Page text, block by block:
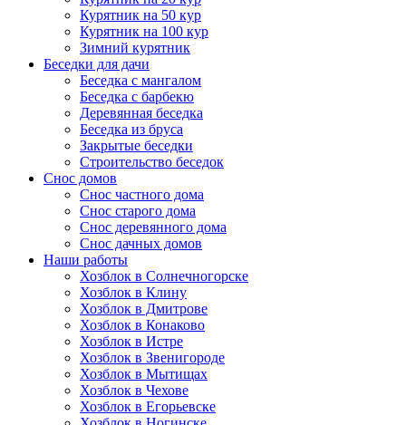
Курятник на 50 кур
Курятник на 100 кур
Зимний курятник
Беседки для дачи
Беседка с мангалом
Беседка с барбекю
Деревянная беседка
Беседка из бруса
Закрытые беседки
Строительство беседок
Снос домов
Снос частного дома
Снос старого дома
Снос деревянного дома
Снос дачных домов
Наши работы
Хозблок в Солнечногорске
Хозблок в Клину
Хозблок в Дмитрове
Хозблок в Конаково
Хозблок в Истре
Хозблок в Звенигороде
Хозблок в Мытищах
Хозблок в Чехове
Хозблок в Егорьевске